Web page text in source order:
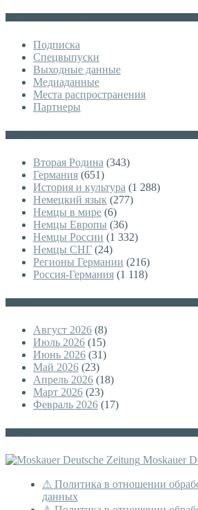
Подписка
Спецвыпуски
Выходные данные
Медиаданные
Места распространения
Партнеры
Вторая Родина (343)
Германия (651)
История и культура (1 288)
Немецкий язык (277)
Немцы в мире (6)
Немцы Европы (36)
Немцы России (1 332)
Немцы СНГ (24)
Регионы Германии (216)
Россия-Германия (1 118)
Август 2026 (8)
Июль 2026 (15)
Июнь 2026 (31)
Май 2026 (23)
Апрель 2026 (18)
Март 2026 (23)
Февраль 2026 (17)
Moskauer
⚠ Политика в отношении
данных